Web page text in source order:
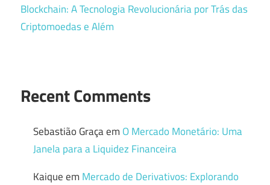
Blockchain: A Tecnologia Revolucionária por Trás das
Criptomoedas e Além
Recent Comments
Sebastião Graçaem O Mercado Monetário: Uma
Janela para a Liquidez Financeira
Kaiqueem Mercado de Derivativos: Explorando